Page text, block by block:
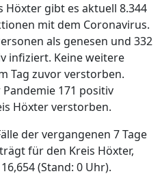
Höxter gibt es aktuell 8.344
mit dem Coronavirus.
als genesen und 332
infiziert. Keine weitere
Tag zuvor verstorben.
171 positiv
Höxter verstorben.
der vergangenen 7 Tage
für den Kreis Höxter,
(Stand: 0 Uhr).